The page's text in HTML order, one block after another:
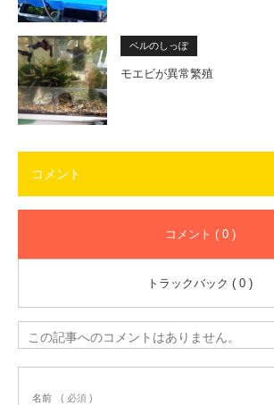
ベルのしっぽ
モエビが異常繁殖
コメント
コメント ( 0 )
トラックバック ( 0 )
この記事へのコメントはありません。
名前 ( 必須 )